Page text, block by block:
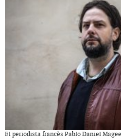
El periodista francès Pablo Daniel